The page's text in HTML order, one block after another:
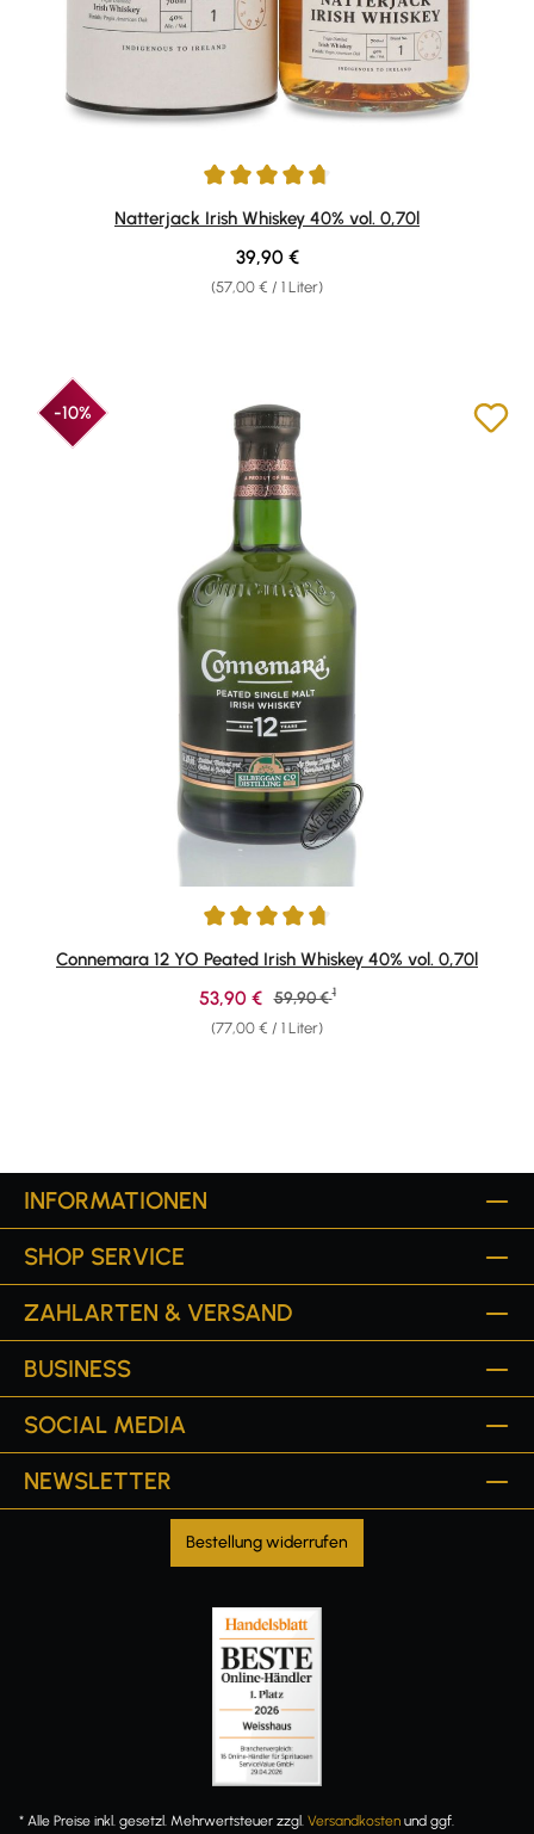
Durchschnittliche Bewertung von 4.83 von 5 Sternen
Natterjack Irish Whiskey 40% vol. 0,70l
(57,00 € / 1 Liter)
Regulärer Preis:
39,90 €
-10%
Durchschnittliche Bewertung von 4.81 von 5 Sternen
Connemara 12 YO Peated Irish Whiskey 40% vol. 0,70l
(77,00 € / 1 Liter)
Verkaufspreis:
53,90 € Regulärer Preis:
59,90 € 1
INFORMATIONEN
SHOP SERVICE
ZAHLARTEN & VERSAND
BUSINESS
SOCIAL MEDIA
NEWSLETTER
Bestellung widerrufen
* Alle Preise inkl. gesetzl. Mehrwertsteuer zzgl. Versandkosten und ggf.